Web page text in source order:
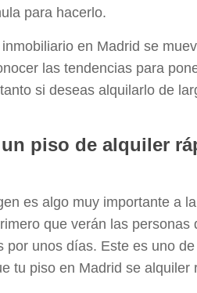
para hacerlo.
en Madrid se
las tendencias para
si deseas alquilarlo de
piso de alquiler
es algo muy importante a
que verán las personas
por unos días. Este es uno
tu piso en Madrid se alquiler